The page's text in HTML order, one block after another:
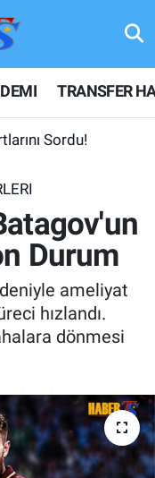
TRANSFER
Sordu!
Durum
ameliyat
hızlandı.
dönmesi